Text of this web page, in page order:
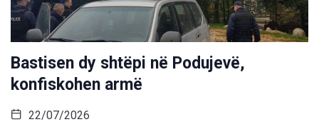
Bastisen dy shtëpi në Podujevë,
konfiskohen armë
22/07/2026